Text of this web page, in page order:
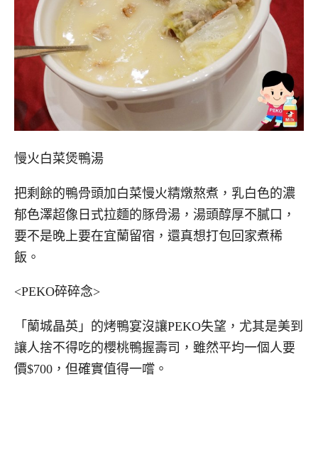
慢火白菜煲鴨湯
把剩餘的鴨骨頭加白菜慢火精燉熬煮，乳白色的濃
郁色澤超像日式拉麵的豚骨湯，湯頭醇厚不膩口，
要不是晚上要在宜蘭留宿，還真想打包回家煮稀
飯。
<PEKO碎碎念>
「蘭城晶英」的烤鴨宴沒讓PEKO失望，尤其是美到
讓人捨不得吃的櫻桃鴨握壽司，雖然平均一個人要
價$700，但確實值得一嚐。